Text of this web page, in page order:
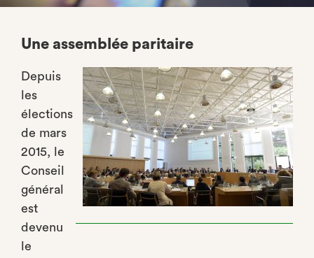
Une assemblée paritaire
Depuis
les
élections
de mars
2015, le
Conseil
général
est
devenu
le